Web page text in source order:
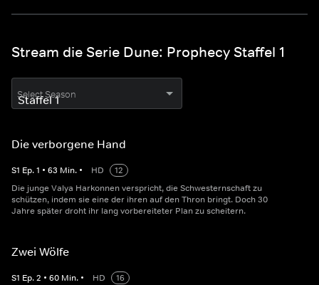
Stream die Serie Dune: Prophecy Staffel 1
Select Season
Die verborgene Hand
S1 Ep.1 • 63 Min. • HD
12
Die junge Valya Harkonnen verspricht, die Schwesternschaft zu
schützen, indem sie eine der ihren auf den Thron bringt. Doch 30
Jahre später droht ihr lang vorbereiteter Plan zu scheitern.
Zwei Wölfe
S1 Ep.2 • 60 Min. • HD
16